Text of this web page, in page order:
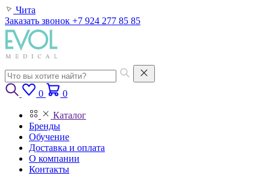
Чита
Заказать звонок +7 924 277 85 85
0 0
Каталог
Бренды
Обучение
Доставка и оплата
О компании
Контакты